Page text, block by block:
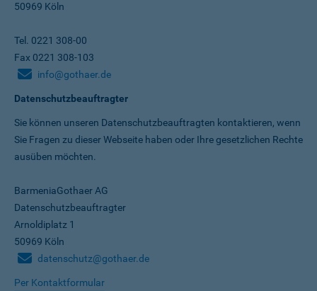
50969 Köln
Tel. 0221 308-00
Fax 0221 308-103
info@gothaer.de
Datenschutzbeauftragter
Sie können unseren Datenschutz­beauftragten kontaktieren, wenn
Sie Fragen zu dieser Webseite haben oder Ihre gesetzlichen Rechte
ausüben möchten.
BarmeniaGothaer AG
Datenschutzbeauftragter
Arnoldiplatz 1
50969 Köln
datenschutz@gothaer.de
Per Kontaktformular